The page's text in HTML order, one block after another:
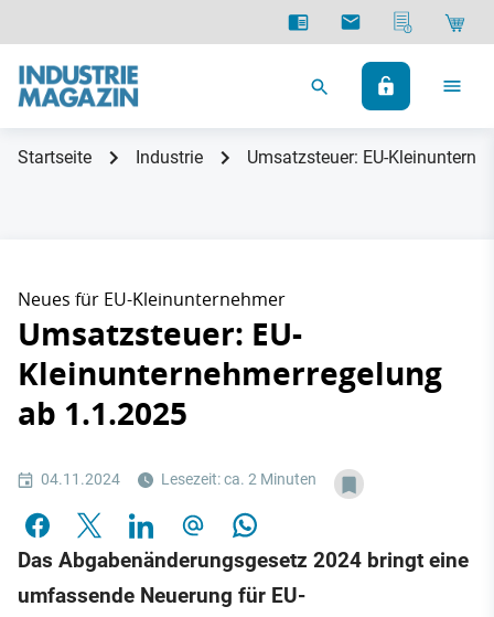
Startseite Industrie Umsatzsteuer: EU-
Neues für EU-Kleinunternehmer
Umsatzsteuer: EU-
Kleinunternehmerregelung
ab 1.1.2025
04.11.2024 Lesezeit: ca. 2 Minuten
Das Abgabenänderungsgesetz 2024 bringt eine
umfassende Neuerung für EU-